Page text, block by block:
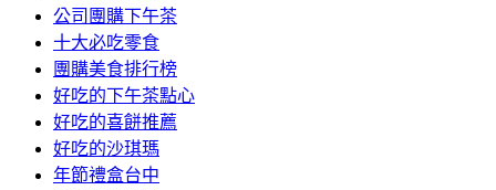
公司團購下午茶
十大必吃零食
團購美食排行榜
好吃的下午茶點心
好吃的喜餅推薦
好吃的沙琪瑪
年節禮盒台中